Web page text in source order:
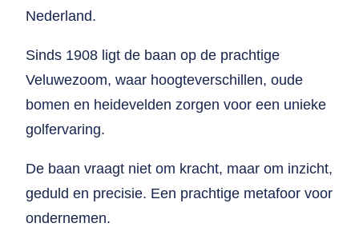
Nederland.
Sinds 1908 ligt de baan op de prachtige
Veluwezoom, waar hoogteverschillen, oude
bomen en heidevelden zorgen voor een unieke
golfervaring.
De baan vraagt niet om kracht, maar om inzicht,
geduld en precisie. Een prachtige metafoor voor
ondernemen.